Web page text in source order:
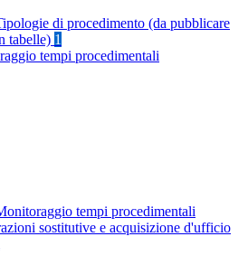
di procedimento (da pubblicare
tabelle) 1
tempi procedimentali
tempi procedimentali
sostitutive e acquisizione d'ufficio